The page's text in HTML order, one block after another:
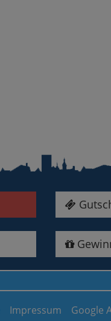
Impressum Google